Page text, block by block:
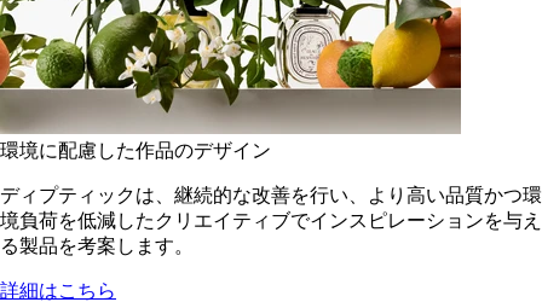
環境に配慮した作品のデザイン
ディプティックは、継続的な改善を行い、より高い品質かつ環
境負荷を低減した​クリエイティブでインスピレーションを与え
る製品を考案します。
詳細はこちら